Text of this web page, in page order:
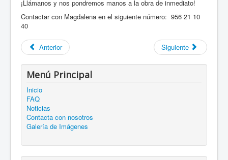
¡Llámanos y nos pondremos manos a la obra de inmediato!
Contactar con Magdalena en el siguiente número: 956 21 10
40
Anterior Siguiente
Menú Principal
Inicio
FAQ
Noticias
Contacta con nosotros
Galería de Imágenes